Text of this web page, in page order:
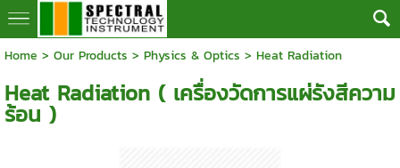
Home > Our Products > Physics & Optics > Heat Radiation
Heat Radiation ( เครื่องวัดการแผ่รังสีความ
ร้อน )